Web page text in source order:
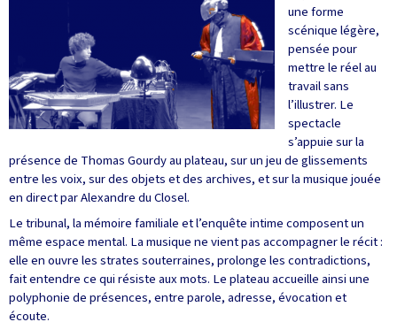
une forme
scénique légère,
pensée pour
mettre le réel au
travail sans
l’illustrer. Le
spectacle
s’appuie sur la
présence de Thomas Gourdy au plateau, sur un jeu de glissements
entre les voix, sur des objets et des archives, et sur la musique jouée
en direct par Alexandre du Closel.
Le tribunal, la mémoire familiale et l’enquête intime composent un
même espace mental. La musique ne vient pas accompagner le récit :
elle en ouvre les strates souterraines, prolonge les contradictions,
fait entendre ce qui résiste aux mots. Le plateau accueille ainsi une
polyphonie de présences, entre parole, adresse, évocation et
écoute.